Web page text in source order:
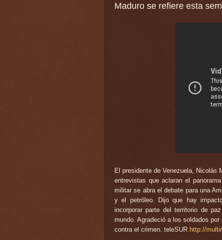
Maduro se refiere esta
El presidente de Venezuela, Nicolás
entrevistas que aclaran el
militar se abra el debate para una
y el petróleo. Dijo que hay
incorporar parte del territorio de
mundo. Agradeció a los soldados
contra el crimen. teleSUR http://